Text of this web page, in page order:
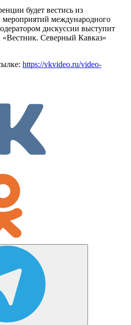
будет вестись из
мероприятий международного
дискуссии выступит
«Вестник. Северный Кавказ»
https://vkvideo.ru/video-